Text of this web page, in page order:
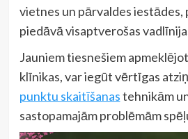
vietnes un pārvaldes iestādes,
piedāvā visaptverošas
Jauniem tiesnešiem
klīnikas, var iegūt vērtīgas
punktu skaitīšanastehnikām
sastopamajām problēmām